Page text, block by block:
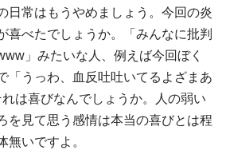
日常はもうやめましょう。今回の炎
喜べたでしょうか。「みんなに批判
」みたいな人、例えば今回ぼく
「うっわ、血反吐吐いてるよざまあ
は喜びなんでしょうか。人の弱い
を見て思う感情は本当の喜びとは程
無いですよ。